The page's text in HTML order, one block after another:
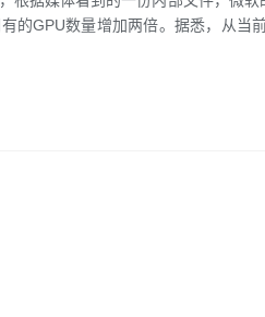
的GPU数量增加两倍。据悉，从当